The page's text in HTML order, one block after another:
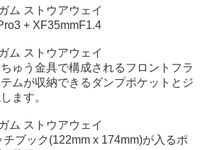
+ XF35mmF1.4
ゅう金具で構成されるフロントフラ
ムが収納できるダンプポケットとジ
ます。
ブック(122mm x 174mm)が入るポ